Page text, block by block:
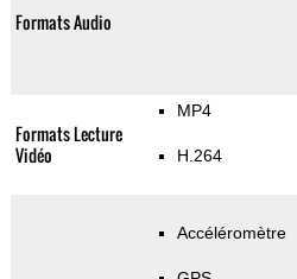
Formats Audio
Formats Lecture
Vidéo
MP4
H.264
Accéléromètre